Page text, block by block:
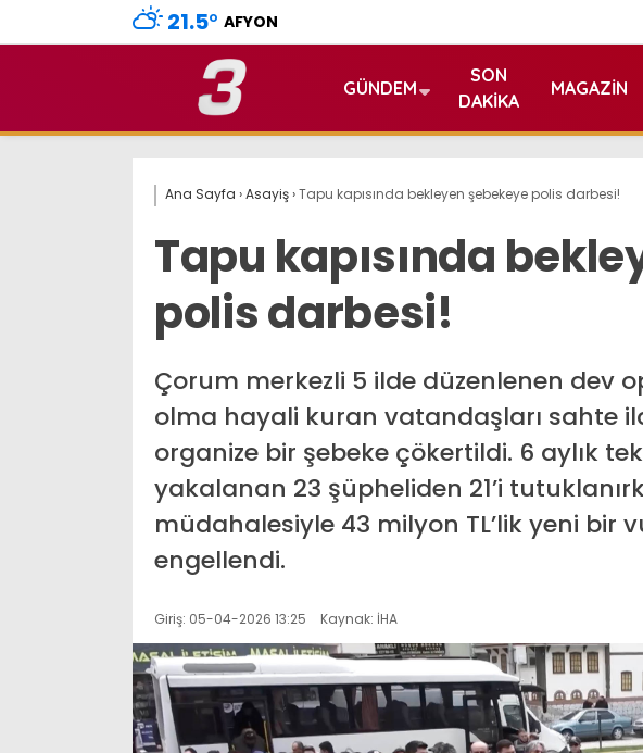
21.5° AFYON
GÜNDEM
SON
DAKIKA
MAGAZIN
Ana Sayfa ›Asayiş›Tapu kapısında bekleyen şebekeye polis darbesi!
Tapu kapısında
polis darbesi!
Çorum merkezli 5 ilde düzenlenen dev
olma hayali kuran vatandaşları sahte
organize bir şebeke çökertildi. 6 aylık
yakalanan 23 şüpheliden 21’i
müdahalesiyle 43 milyon TL’lik yeni bir
engellendi.
Giriş: 05-04-2026 13:25 Kaynak: İHA